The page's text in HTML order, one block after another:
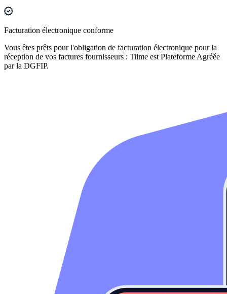
Facturation électronique conforme
Vous êtes prêts pour l'obligation de facturation électronique pour la
réception de vos factures fournisseurs : Tiime est Plateforme Agréée
par la DGFIP.